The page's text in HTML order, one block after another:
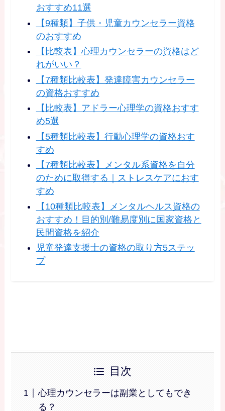
おすすめ11選
【9種類】子供・児童カウンセラー資格
のおすすめ
【比較表】心理カウンセラーの資格はど
れがいい？
【7種類比較表】発達障害カウンセラー
の資格おすすめ
【比較表】アドラー心理学の資格おすす
め5選
【5種類比較表】行動心理学の資格おす
すめ
【7種類比較表】メンタル系資格を自分
のために取得する｜ストレスケアにおす
すめ
【10種類比較表】メンタルヘルス資格の
おすすめ！目的別/難易度別に国家資格と
民間資格を紹介
児童発達支援士の資格の取り方5ステッ
プ
目次
心理カウンセラーは副業としてもでき
る？